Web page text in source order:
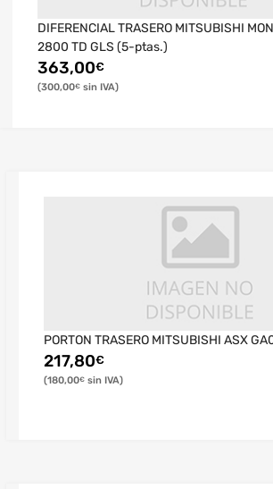
DIFERENCIAL TRASERO MITSUBISHI
2800 TD GLS (5-ptas.)
363,00€
300,00€
PORTON TRASERO MITSUBISHI ASX
217,80€
180,00€